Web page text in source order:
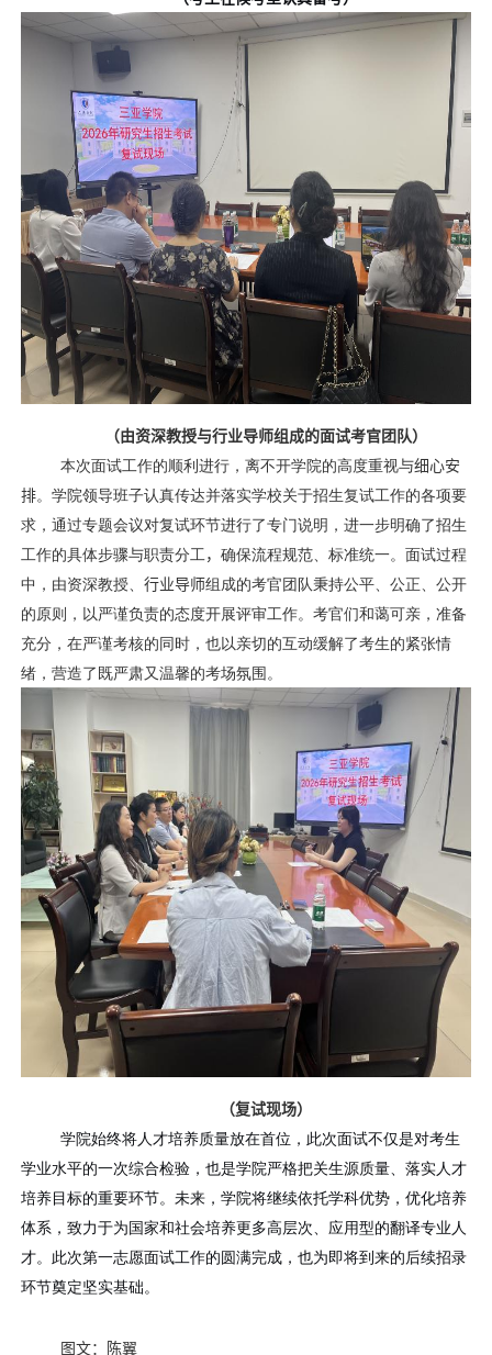
（由资深教授与行业导师组成的面试考官团队）
本次面试工作的顺利进行，离不开学院的高度重视与细心安
排。学院领导班子认真传达并落实学校关于招生复试工作的各项要
求，通过专题会议对复试环节进行了专门说明，进一步明确了招生
工作的具体步骤与职责分工，确保流程规范、标准统一。面试过程
中，由资深教授、行业导师组成的考官团队秉持公平、公正、公开
的原则，以严谨负责的态度开展评审工作。考官们和蔼可亲，准备
充分，在严谨考核的同时，也以亲切的互动缓解了考生的紧张情
绪，营造了既严肃又温馨的考场氛围。
（复试现场）
学院始终将人才培养质量放在首位，此次面试不仅是对考生
学业水平的一次综合检验，也是学院严格把关生源质量、落实人才
培养目标的重要环节。未来，学院将继续依托学科优势，优化培养
体系，致力于为国家和社会培养更多高层次、应用型的翻译专业人
才。此次第一志愿面试工作的圆满完成，也为即将到来的后续招录
环节奠定坚实基础。
图文：陈翼